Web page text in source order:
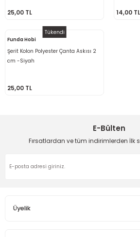
25,00 TL 14,00 TL
Tükendi
Funda Hobi
Şerit Kolon Polyester Çanta Askısı 2
cm -Siyah
25,00 TL
E-Bülten
Fırsatlardan ve tüm indirimlerden İlk
Üyelik